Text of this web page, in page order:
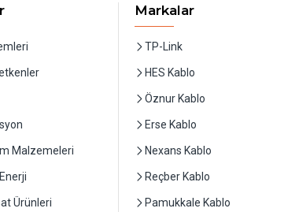
Malzemeleri
Ürünleri
Markalar
TP-Link
HES Kablo
Öznur Kablo
Erse Kablo
Nexans Kablo
Reçber Kablo
Pamukkale Kablo